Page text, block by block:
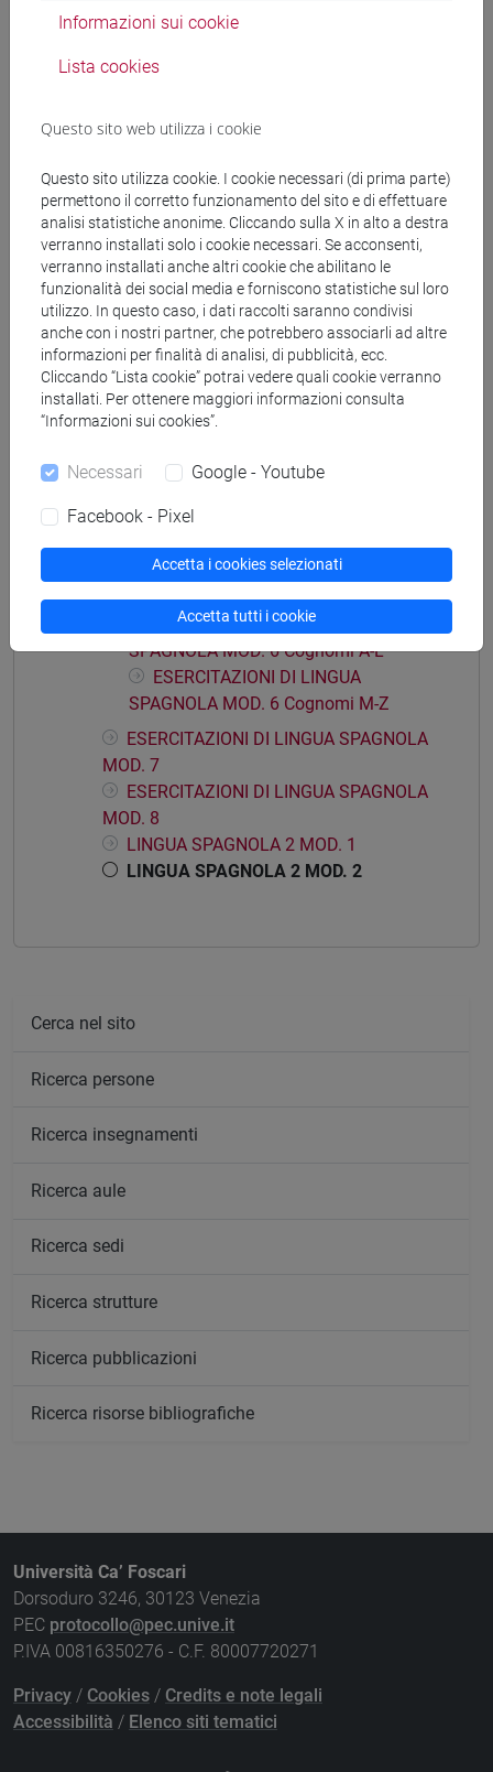
Materiali su Moodle
Corsi di studio e percorsi
CULTURALE - Laurea
percorso comune
Struttura generale dell'insegnamento
LINGUA SPAGNOLA 2
ESERCITAZIONI DI LINGUA SPAGNOLA
MOD. 5
SPAGNOLA MOD. 5 Cognomi A-L
ESERCITAZIONI DI LINGUA
ESERCITAZIONI DI LINGUA SPAGNOLA
MOD. 6
ESERCITAZIONI DI LINGUA
SPAGNOLA MOD. 6 Cognomi A-L
ESERCITAZIONI DI LINGUA
SPAGNOLA MOD. 6 Cognomi M-Z
ESERCITAZIONI DI LINGUA SPAGNOLA
MOD. 7
ESERCITAZIONI DI LINGUA SPAGNOLA
MOD. 8
LINGUA SPAGNOLA 2 MOD. 1
LINGUA SPAGNOLA 2 MOD. 2
Cerca nel sito
Ricerca persone
Ricerca insegnamenti
Ricerca aule
Ricerca sedi
Ricerca strutture
Ricerca pubblicazioni
Ricerca risorse bibliografiche
Università Ca’ Foscari
Dorsoduro 3246, 30123 Venezia
PEC protocollo@pec.unive.it
P.IVA 00816350276 - C.F. 80007720271
Privacy / Cookies / Credits e note legali
Accessibilità / Elenco siti tematici
Informazioni sui cookie
Lista cookies
Questo sito web utilizza i cookie
Questo sito utilizza cookie. I cookie necessari (di prima parte)
permettono il corretto funzionamento del sito e di effettuare
analisi statistiche anonime. Cliccando sulla X in alto a destra
verranno installati solo i cookie necessari. Se acconsenti,
verranno installati anche altri cookie che abilitano le
funzionalità dei social media e forniscono statistiche sul loro
utilizzo. In questo caso, i dati raccolti saranno condivisi
anche con i nostri partner, che potrebbero associarli ad altre
informazioni per finalità di analisi, di pubblicità, ecc.
Cliccando “Lista cookie” potrai vedere quali cookie verranno
installati. Per ottenere maggiori informazioni consulta
“Informazioni sui cookies”.
Necessari Google - Youtube
Facebook - Pixel
Accetta i cookies selezionati
Accetta tutti i cookie